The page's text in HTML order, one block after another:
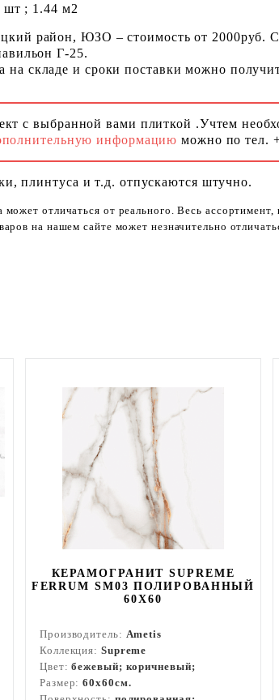
шт ; 1.44 м2
район, ЮЗО – стоимость от 2000руб.
Г-25.
складе и сроки поставки можно
с выбранной вами плиткой .Учтем
информациюможно по тел.
плинтуса и т.д. отпускаются штучно.
отличаться от реального. Весь
на нашем сайте может незначительно
КЕРАМОГРАНИТ SUPREME
FERRUM SM03 ПОЛИРОВАННЫЙ
60X60
Производитель: Ametis
Коллекция: Supreme
Цвет:бежевый; коричневый;
Размер:60x60см.